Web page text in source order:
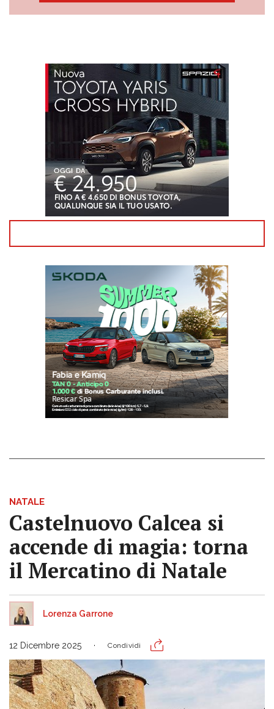
NATALE
Castelnuovo Calcea si
accende di magia: torna
il Mercatino di Natale
Lorenza Garrone
12 Dicembre 2025 Condividi